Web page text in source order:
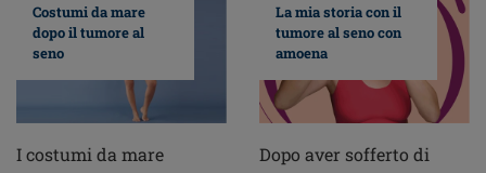
Costumi da mare
dopo il tumore al
seno
I costumi da mare
La mia storia con il
tumore al seno con
amoena
Dopo aver sofferto di